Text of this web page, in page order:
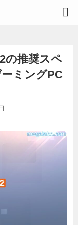
の推奨スペ
ミングPC